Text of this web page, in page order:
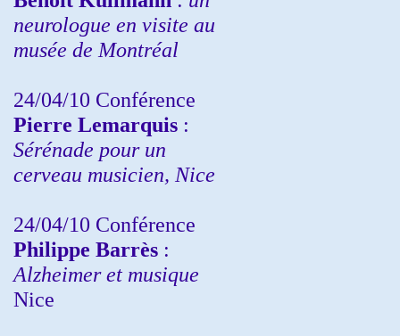
neurologue en visite au
musée de Montréal
24/04/10 Conférence
Pierre Lemarquis :
Sérénade pour un
cerveau musicien, Nice
24/04/10 Conférence
Philippe Barrès :
Alzheimer et musique
Nice